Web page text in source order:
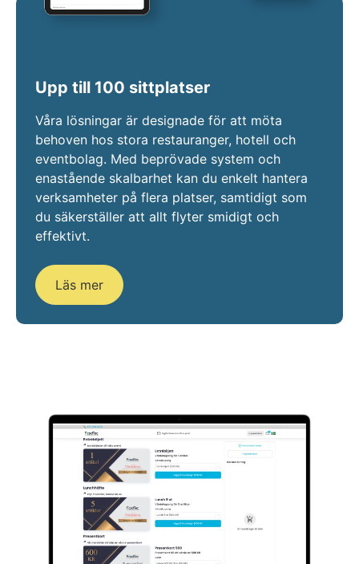
Upp till 100 sittplatser
Våra lösningar är designade för att möta
behoven hos stora restauranger, hotell och
eventbolag. Med beprövade system och
enastående skalbarhet kan du enkelt hantera
verksamheter på flera platser, samtidigt som
du säkerställer att allt flyter smidigt och
effektivt.
Läs mer